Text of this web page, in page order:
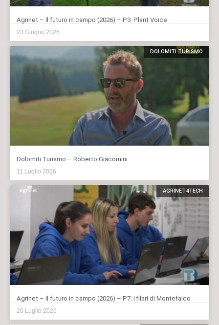
Agrinet – Il futuro in campo (2026) – P3: Plant Voice
23 Giugno 2026
DOLOMITI TURISMO
Dolomiti Turismo – Roberto Giacomini
11 Luglio 2026
AGRINET4TECH
Agrinet – Il futuro in campo (2026) – P7: I filari di Montefalco
20 Luglio 2026